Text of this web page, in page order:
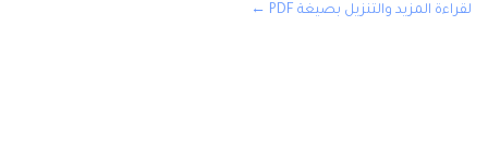
لقراءة المزيد والتنزيل بصيغة PDF ←